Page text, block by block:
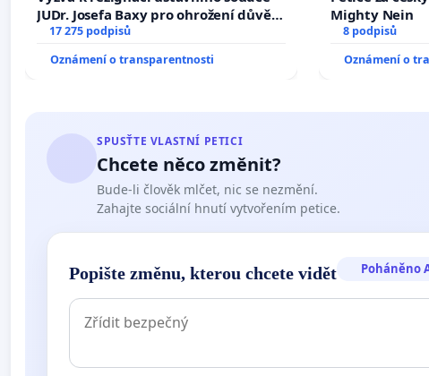
JUDr. Josefa Baxy pro ohrožení důvěry
ve spravedlivý proces
17 275 podpisů
Oznámení o transparentnosti
Mighty Nein
8 podpisů
Oznámení o
SPUSŤTE VLASTNÍ PETICI
Chcete něco změnit?
Bude-li člověk mlčet, nic se nezmění.
Zahajte sociální hnutí vytvořením petice.
Popište změnu, kterou chcete vidět Poháněno